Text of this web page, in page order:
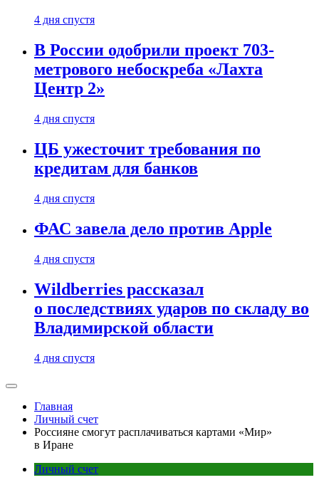
4 дня спустя
В России одобрили проект 703-
метрового небоскреба «Лахта
Центр 2»
4 дня спустя
ЦБ ужесточит требования по
кредитам для банков
4 дня спустя
ФАС завела дело против Apple
4 дня спустя
Wildberries рассказал
о последствиях ударов по складу во
Владимирской области
4 дня спустя
Главная
Личный счет
Россияне смогут расплачиваться картами «Мир»
в Иране
Личный счет